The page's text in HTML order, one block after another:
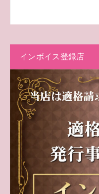
インボイス登録店